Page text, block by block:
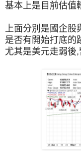
基本上是目前估值
上面分別是國企股
是否有開始打底的
尤其是美元走弱後